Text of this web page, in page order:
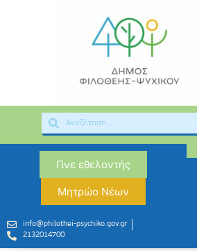
Γίνε εθελοντής
Μητρώο Νέων
info@philothei-psychiko.gov.gr
2132014700